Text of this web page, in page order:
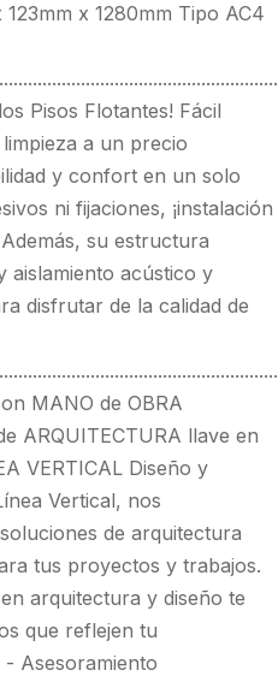
x 1280mm Tipo AC4
Pisos Flotantes! Fácil
a un precio
y confort en un solo
ni fijaciones, ¡instalación
su estructura
aislamiento acústico y
disfrutar de la calidad de
MANO de OBRA
ARQUITECTURA llave en
VERTICAL Diseño y
Vertical, nos
de arquitectura
tus proyectos y trabajos.
arquitectura y diseño te
que reflejen tu
- Asesoramiento